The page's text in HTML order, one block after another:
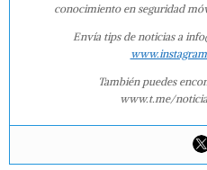
conocimiento en seguridad
Envía tips de noticias a
También puedes
www.t.me/